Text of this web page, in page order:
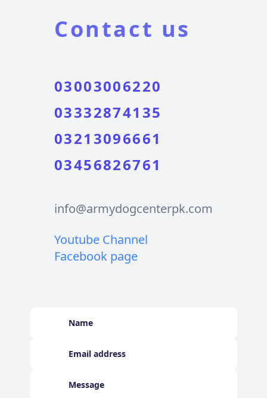
Contact us
03003006220
03332874135
03213096661
03456826761
info@armydogcenterpk.com
Youtube Channel
Facebook page